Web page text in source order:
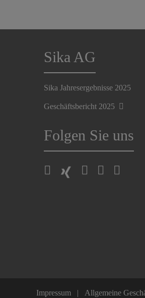
Sika AG
Sika Jahresergebnisse 2025
Geschäftsbericht 2025
Folgen Sie uns
Impressum Allgemeine